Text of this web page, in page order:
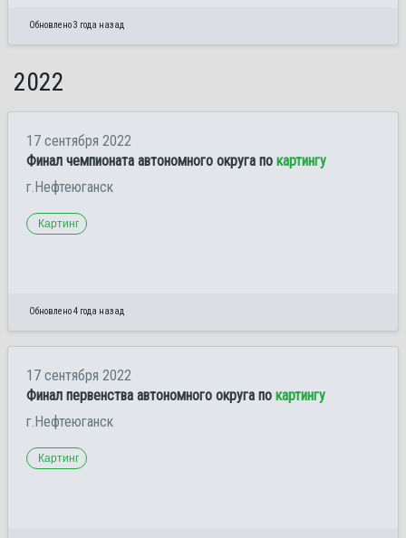
Обновлено 3 года назад
2022
17 сентября 2022
Финал чемпионата автономного округа по картингу
г.Нефтеюганск
Картинг
Обновлено 4 года назад
17 сентября 2022
Финал первенства автономного округа по картингу
г.Нефтеюганск
Картинг